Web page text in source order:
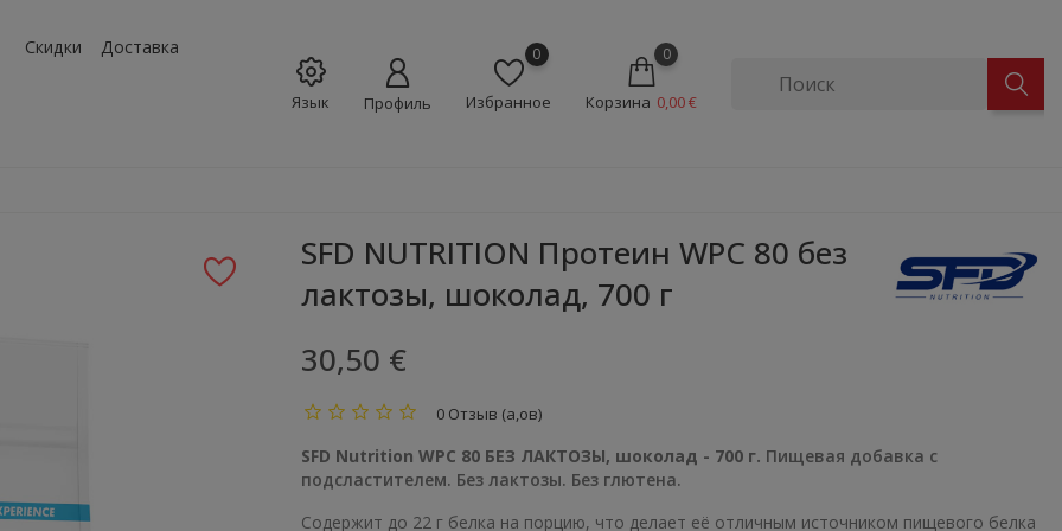
Скидки Доставка
Язык Профиль
0
Избранное
0
Корзина 0,00 €
SFD NUTRITION Протеин WPC 80 без
лактозы, шоколад, 700 г
30,50 €
0 Отзыв (а,ов)
SFD Nutrition WPC 80 БЕЗ ЛАКТОЗЫ, шоколад - 700 г. Пищевая добавка с
подсластителем. Без лактозы. Без глютена.
Содержит до 22 г белка на порцию, что делает её отличным источником пищевого белка